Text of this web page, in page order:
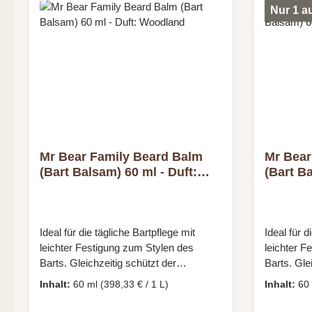
ALOE BARBADENSIS LEAF JUICE
POWDER, SODIUM BENZOATE,
ANGUSTIFOLIA OIL, CITRAL.
Mr Bear Family Beard Balm
(Bart Balsam) 60 ml - Duft:
Ideal für die tägliche Bartpflege mit
leichter Festigung zum Stylen des
Barts. Gleichzeitig schützt der
Bartbalsam die Haut vor dem
Austrocknen und beugt Hautirritationen
Inhalt: 60 ml (398,33 € / 1 L)
Nur 1
Mr
(Bart
Ideal für
leichter
Barts.
Inhalt: 60